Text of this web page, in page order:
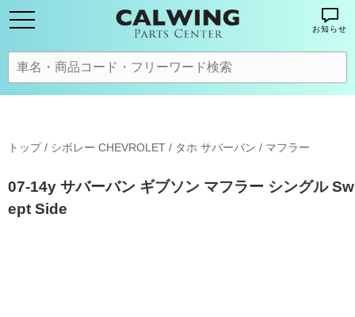
お知らせ
トップ/ シボレー CHEVROLET / タホ サバーバン / マフラー
07-14y サバーバン ギブソン マフラー シングル Sw
ept Side